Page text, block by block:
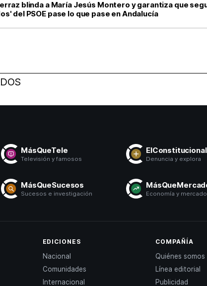
blinda a María Jesús Montero y garantiza que
del PSOE pase lo que pase en Andalucía
MásQueTele
Televisión y famosos
ElConstitucional
Denuncia y explora
MásQueSucesos
Sucesos e investigación Economía y
EDICIONES
Nacional
Comunidades
Internacional
COMPAÑÍA
Quiénes somos
Línea editorial
Publicidad